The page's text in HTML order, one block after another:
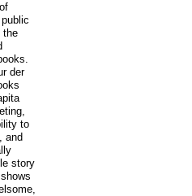
the
der
to
and
story